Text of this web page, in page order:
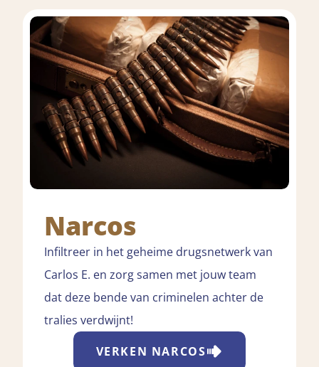
Narcos
Infiltreer in het geheime drugsnetwerk van
Carlos E. en zorg samen met jouw team
dat deze bende van criminelen achter de
tralies verdwijnt!
VERKEN NARCOS